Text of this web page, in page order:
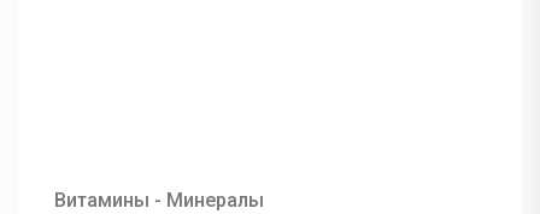
Витамины - Минералы